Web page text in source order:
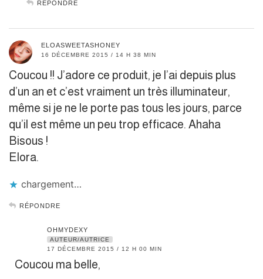
RÉPONDRE
ELOASWEETASHONEY
16 DÉCEMBRE 2015 / 14 H 38 MIN
Coucou !! J’adore ce produit, je l’ai depuis plus
d’un an et c’est vraiment un très illuminateur,
même si je ne le porte pas tous les jours, parce
qu’il est même un peu trop efficace. Ahaha
Bisous !
Elora.
chargement…
RÉPONDRE
OHMYDEXY
AUTEUR/AUTRICE
17 DÉCEMBRE 2015 / 12 H 00 MIN
Coucou ma belle,